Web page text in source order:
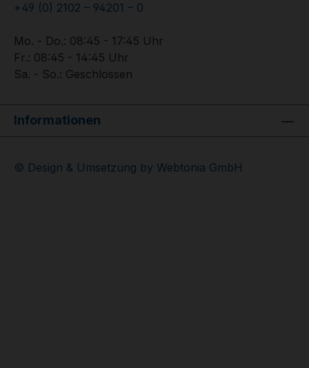
+49 (0) 2102 – 94201 – 0
Mo. - Do.: 08:45 - 17:45 Uhr
Fr.: 08:45 - 14:45 Uhr
Sa. - So.: Geschlossen
Informationen
© Design & Umsetzung by Webtonia GmbH